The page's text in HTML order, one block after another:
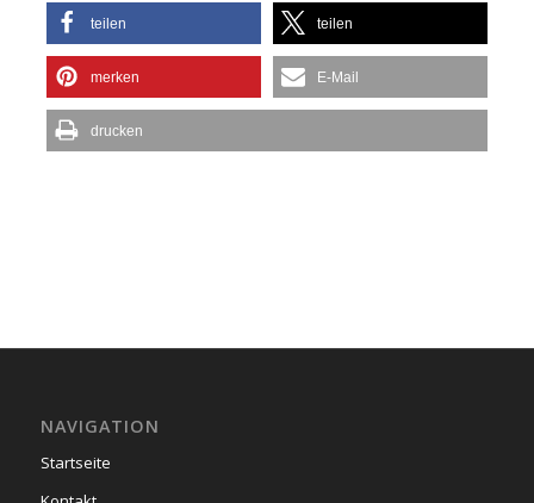
teilen teilen
merken E-Mail
drucken
NAVIGATION
Startseite